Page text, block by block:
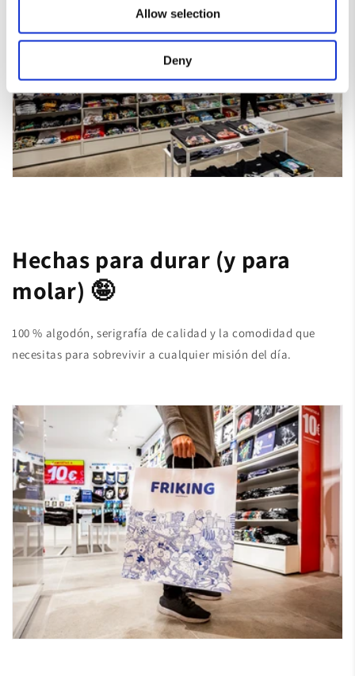
Allow selection
Deny
Hechas para durar (y para
molar) 🤪
100 % algodón, serigrafía de calidad y la comodidad que
necesitas para sobrevivir a cualquier misión del día.